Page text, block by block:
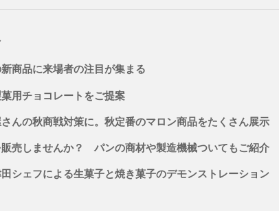
商品に来場者の注目が集まる
用チョコレートをご提案
んの秋商戦対策に。秋定番のマロン商品をたくさん展示
売しませんか？ パンの商材や製造機械ついてもご紹介
シェフによる生菓子と焼き菓子のデモンストレーション